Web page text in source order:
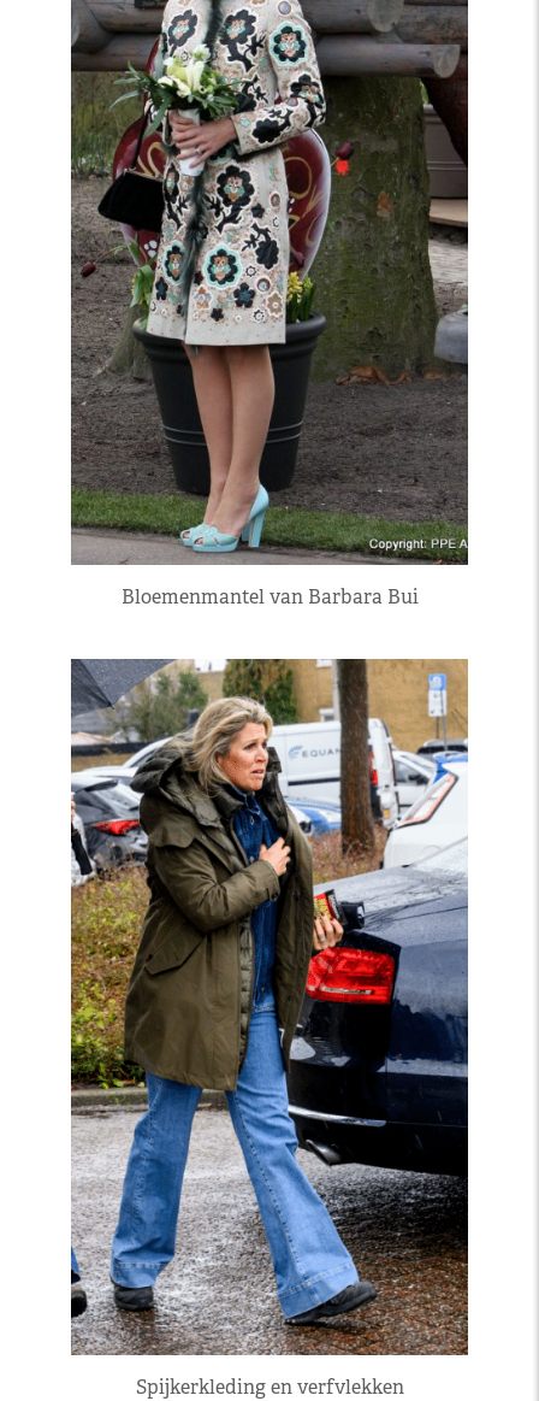
Bloemenmantel van Barbara Bui
Spijkerkleding en verfvlekken